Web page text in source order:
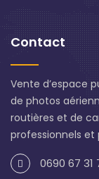
Contact
Vente d’espace
de photos
routières et de
professionnels et
0690 67 31